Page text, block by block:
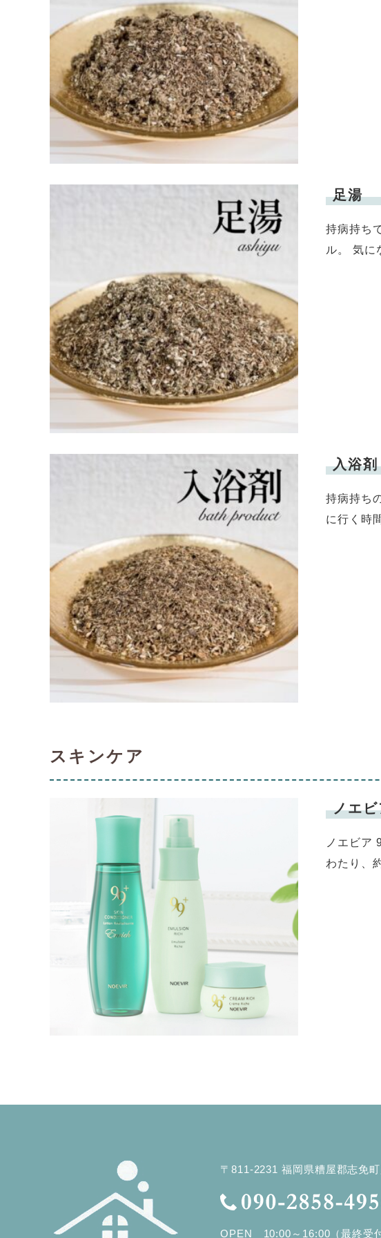
足湯
持病持ち
ル。 気に
入浴剤
持病持ち
に行く時
スキンケア
ノエ
ノエビア
わたり、
〒811-2231 福岡県糟屋郡志免
OPEN 10:00～16:00（最終受